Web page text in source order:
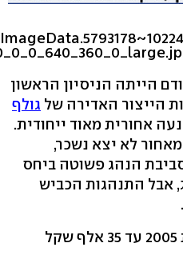
הייתה הניסיון הראשון
הייצור האדירה של גולף
אחורית מאוד ייחודית.
לא יצא נשכר,
הנהג פשוטה ביחס
אבל התנהגות הכביש
20 אלף שקל לשנת 2005 עד 35 אלף שקל